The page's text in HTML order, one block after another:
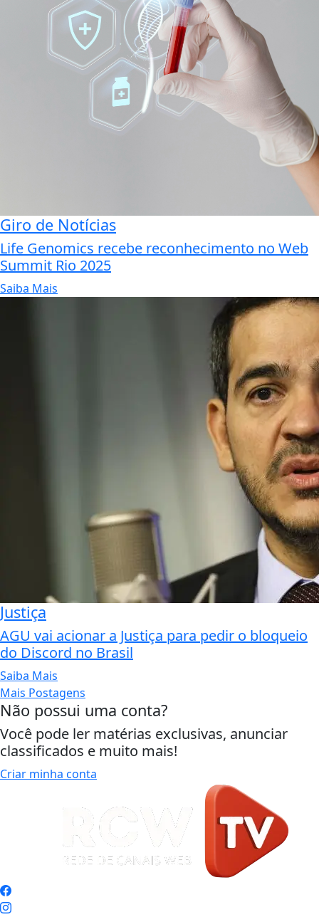
Giro de Notícias
Life Genomics recebe reconhecimento no Web
Summit Rio 2025
Saiba Mais
Justiça
AGU vai acionar a Justiça para pedir o bloqueio
do Discord no Brasil
Saiba Mais
Mais Postagens
Não possui uma conta?
Você pode ler matérias exclusivas, anunciar
classificados e muito mais!
Criar minha conta